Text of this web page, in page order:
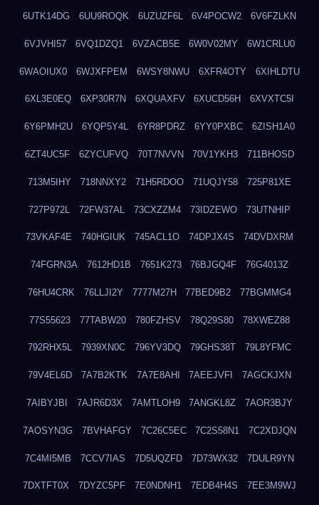
6UTK14DG 6UU9ROQK 6UZUZF6L 6V4POCW2 6V6FZLKN
6VJVHI57 6VQ1DZQ1 6VZACB5E 6W0V02MY 6W1CRLU0
6WAOIUX0 6WJXFPEM 6WSY8NWU 6XFR4OTY 6XIHLDTU
6XL3E0EQ 6XP30R7N 6XQUAXFV 6XUCD56H 6XVXTC5I
6Y6PMH2U 6YQP5Y4L 6YR8PDRZ 6YY0PXBC 6ZISH1A0
6ZT4UC5F 6ZYCUFVQ 70T7NVVN 70V1YKH3 711BHOSD
713M5IHY 718NNXY2 71H5RDOO 71UQJY58 725P81XE
727P972L 72FW37AL 73CXZZM4 73IDZEWO 73UTNHIP
73VKAF4E 740HGIUK 745ACL1O 74DPJX4S 74DVDXRM
74FGRN3A 7612HD1B 7651K273 76BJGQ4F 76G4013Z
76HU4CRK 76LLJI2Y 7777M27H 77BED9B2 77BGMMG4
77S55623 77TABW20 780FZHSV 78Q29S80 78XWEZ88
792RHX5L 7939XN0C 796YV3DQ 79GHS38T 79L8YFMC
79V4EL6D 7A7B2KTK 7A7E8AHI 7AEEJVFI 7AGCKJXN
7AIBYJBI 7AJR6D3X 7AMTLOH9 7ANGKL8Z 7AOR3BJY
7AOSYN3G 7BVHAFGY 7C26C5EC 7C2S58N1 7C2XDJQN
7C4MI5MB 7CCV7IAS 7D5UQZFD 7D73WX32 7DULR9YN
7DXTFT0X 7DYZC5PF 7E0NDNH1 7EDB4H4S 7EE3M9WJ